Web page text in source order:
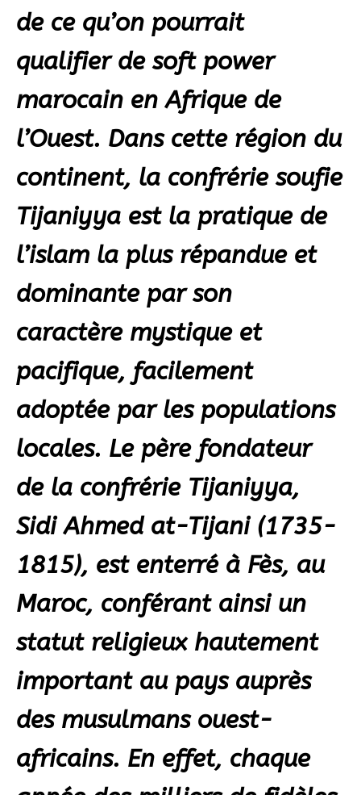
de ce qu’on pourrait
qualifier de soft power
marocain en Afrique de
l’Ouest. Dans cette région du
continent, la confrérie soufie
Tijaniyya est la pratique de
l’islam la plus répandue et
dominante par son
caractère mystique et
pacifique, facilement
adoptée par les populations
locales. Le père fondateur
de la confrérie Tijaniyya,
Sidi Ahmed at-Tijani (1735-
1815), est enterré à Fès, au
Maroc, conférant ainsi un
statut religieux hautement
important au pays auprès
des musulmans ouest-
africains. En effet, chaque